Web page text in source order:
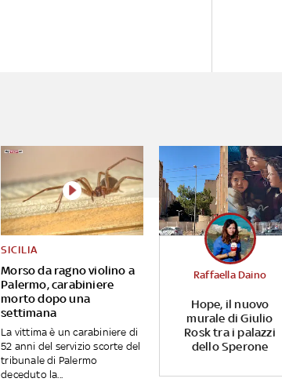
Morso da ragno violino a
Palermo, carabiniere
morto dopo una
settimana
SICILIA
La vittima è un carabiniere di
52 anni del servizio scorte del
tribunale di Palermo
deceduto la...
Hope, il nuovo
murale di Giulio
Rosk tra i palazzi
dello Sperone
Raffaella Daino